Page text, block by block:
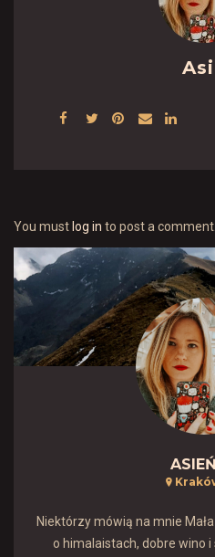
You mustlog in to post a comment.
Niektórzy mówią na mnie
o himalaistach, dobre wino